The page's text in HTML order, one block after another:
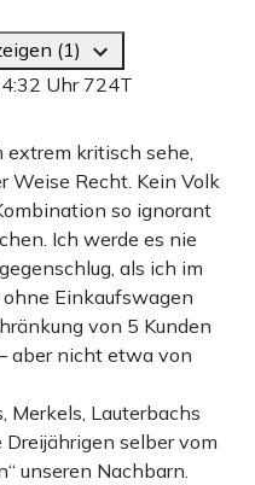
(1)
Uhr 724T
kritisch sehe,
Weise Recht. Kein Volk
so ignorant
Ich werde es nie
als ich im
Einkaufswagen
von 5 Kunden
aber nicht etwa von
Merkels, Lauterbachs
selber vom
unseren Nachbarn.